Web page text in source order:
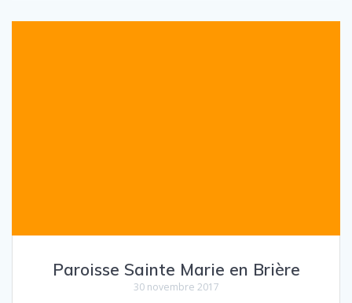
Paroisse Sainte Marie en Brière
30 novembre 2017